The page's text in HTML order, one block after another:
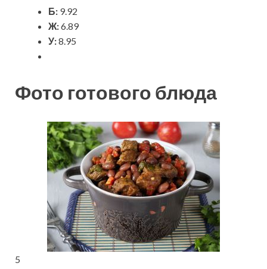
Б: 9.92
Ж:6.89
У:8.95
Фото готового блюда
5